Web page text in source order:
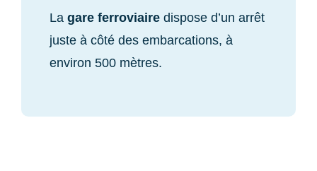
Lagare ferroviaire dispose d’un arrêt
juste à côté des embarcations, à
environ 500 mètres.